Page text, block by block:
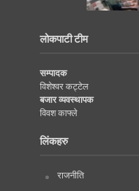
लोकपाटी टीम
सम्पादक
विशेश्वर कट्टेल
बजार व्यवस्थापक
विवश काफ्ले
लिंकहरु
राजनीति